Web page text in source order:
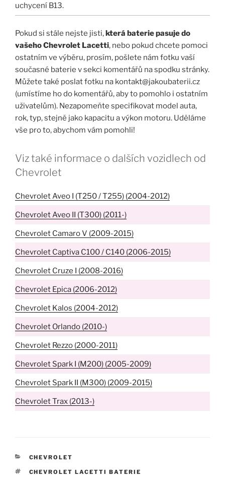
uchycení B13.
Pokud si stále nejste jisti,která baterie pasuje do
vašeho Chevrolet Lacetti, nebo pokud chcete pomoci
ostatním ve výběru, prosím, pošlete nám fotku vaší
současné baterie v sekci komentářů na spodku stránky.
Můžete také poslat fotku na kontakt@jakoubaterii.cz
(umístíme ho do komentářů, aby to pomohlo i ostatním
uživatelům). Nezapomeňte specifikovat model auta,
rok, typ, stejně jako kapacitu a výkon motoru. Uděláme
vše pro to, abychom vám pomohli!
Viz také informace o dalších vozidlech od
Chevrolet
Chevrolet Aveo I (T250 / T255) (2004-2012)
Chevrolet Aveo II (T300) (2011-)
Chevrolet Camaro V (2009-2015)
Chevrolet Captiva C100 / C140 (2006-2015)
Chevrolet Cruze I (2008-2016)
Chevrolet Epica (2006-2012)
Chevrolet Kalos (2004-2012)
Chevrolet Orlando (2010-)
Chevrolet Rezzo (2000-2011)
Chevrolet Spark I (M200) (2005-2009)
Chevrolet Spark II (M300) (2009-2015)
Chevrolet Trax (2013-)
RUBRIKY
CHEVROLET
ŠTÍTKY
CHEVROLET LACETTI BATERIE